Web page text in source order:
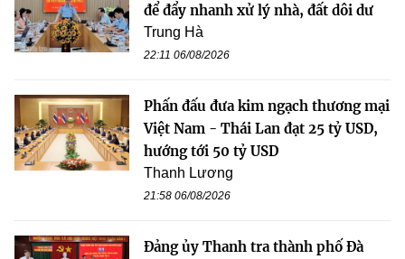
để đẩy nhanh xử lý nhà, đất dôi dư
Trung Hà
22:11 06/08/2026
Phấn đấu đưa kim ngạch thương mại
Việt Nam - Thái Lan đạt 25 tỷ USD,
hướng tới 50 tỷ USD
Thanh Lương
21:58 06/08/2026
Đảng ủy Thanh tra thành phố Đà